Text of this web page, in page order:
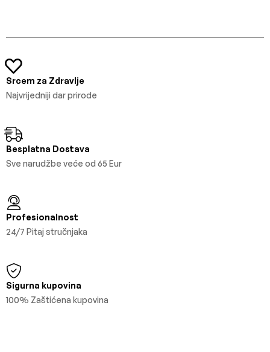
Srcem za Zdravlje
Najvrijedniji dar prirode
Besplatna Dostava
Sve narudžbe veće od 65 Eur
Profesionalnost
24/7 Pitaj stručnjaka
Sigurna kupovina
100% Zaštićena kupovina